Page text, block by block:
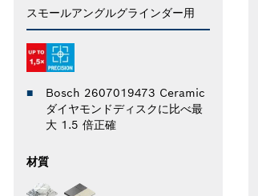
スモールアングルグラインダー用
Bosch 2607019473 Ceramic
ダイヤモンドディスクに比べ最
大 1.5 倍正確
材質